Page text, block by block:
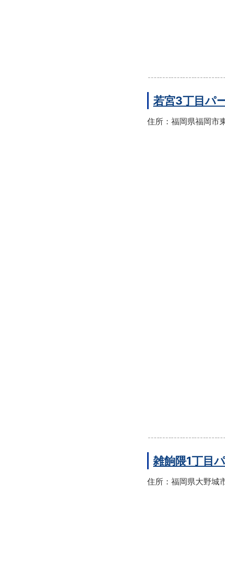
若宮3丁目パ
住所：福岡県福岡市
雑餉隈1丁目
住所：福岡県大野城